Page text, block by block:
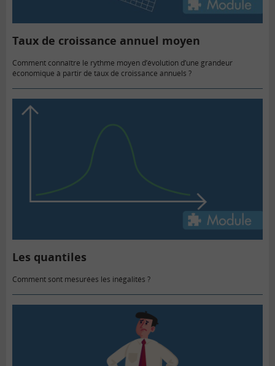
Taux de croissance annuel moyen
Comment connaître le rythme moyen d’évolution d’une grandeur
économique à partir de taux de croissance annuels ?
Les quantiles
Comment sont mesurées les inégalités ?